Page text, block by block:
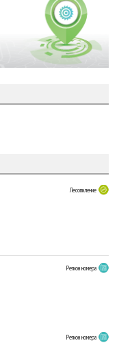
Лесопиление
Регион номера
Регион номера